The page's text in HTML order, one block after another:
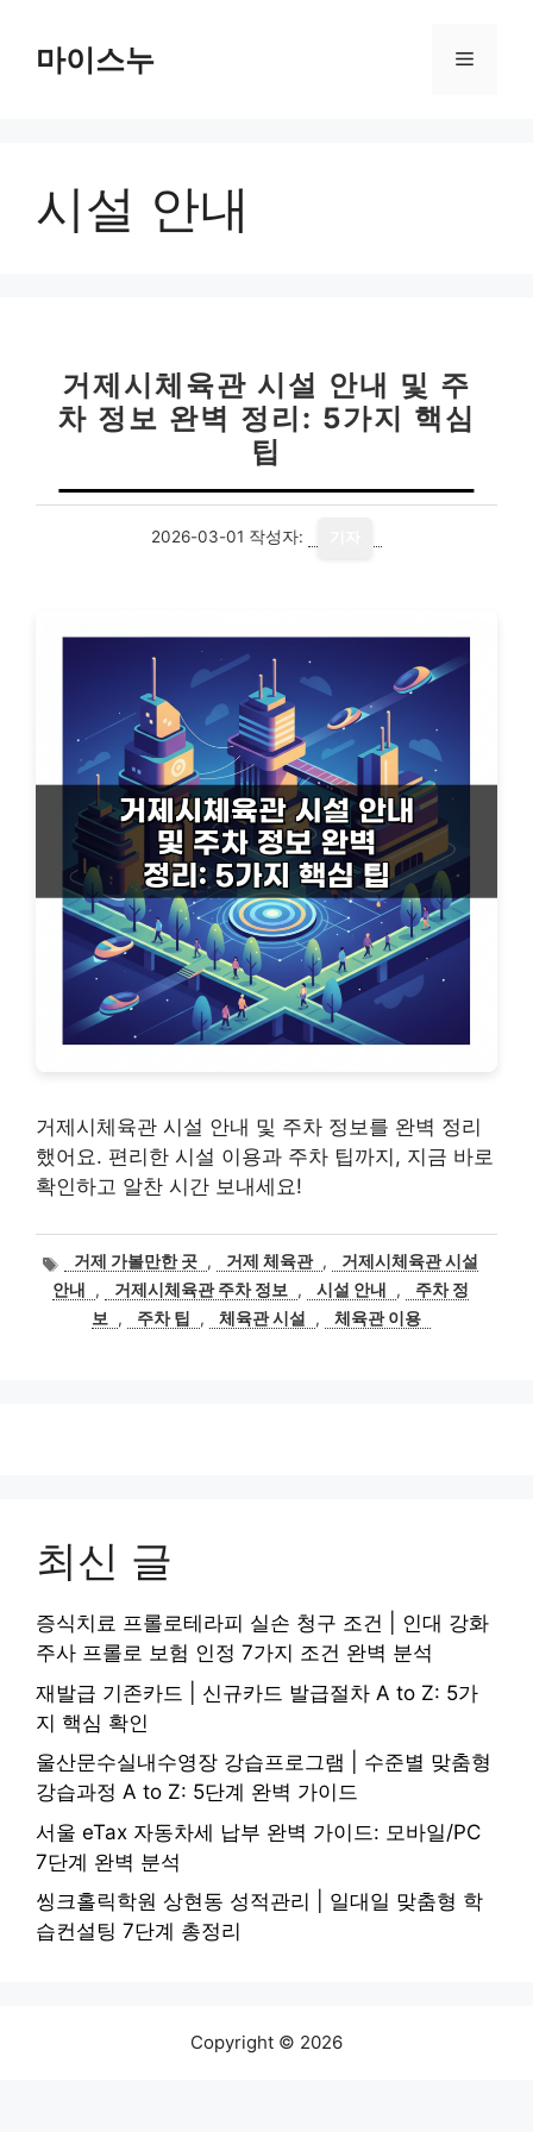
마이스누 메
시설 안내
거제시체육관 시설 안내 및 주
차 정보 완벽 정리: 5가지 핵심
팁
2026-03-01 작성자:
거제시체육관 시설 안내 및 주차 정보를 완벽 정리
했어요. 편리한 시설 이용과 주차 팁까지, 지금 바로
확인하고 알찬 시간 보내세요!
태
그
거제 가볼만한 곳 , 거제 체육관 ,
거제시체육관 시설
안내
, 거제시체육관 주차 정보 , 시설 안내 ,
주차 정
보
, 주차 팁 , 체육관 시설 , 체육관 이용
최신 글
증식치료 프롤로테라피 실손 청구 조건 | 인대 강화
주사 프롤로 보험 인정 7가지 조건 완벽 분석
재발급 기존카드 | 신규카드 발급절차 A to Z: 5가
지 핵심 확인
울산문수실내수영장 강습프로그램 | 수준별 맞춤형
강습과정 A to Z: 5단계 완벽 가이드
서울 eTax 자동차세 납부 완벽 가이드: 모바일/PC
7단계 완벽 분석
씽크홀릭학원 상현동 성적관리 | 일대일 맞춤형 학
습컨설팅 7단계 총정리
Copyright © 2026